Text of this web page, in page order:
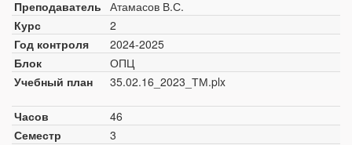
Преподаватель Атамасов В.С.
Курс
2
Год контроля
2024-2025
Блок
ОПЦ
Учебный план
35.02.16_2023_ТМ.plx
Часов
46
Семестр
3